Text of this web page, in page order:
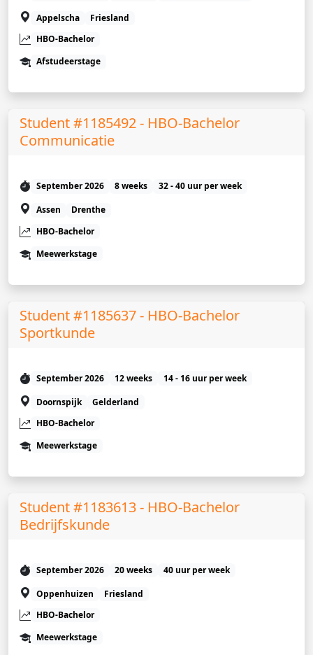
Appelscha
Friesland
HBO-Bachelor
Afstudeerstage
Student #1185492 - HBO-Bachelor
Communicatie
September 2026 8 weeks
32 - 40 uur per week
Assen
Drenthe
HBO-Bachelor
Meewerkstage
Student #1185637 - HBO-Bachelor
Sportkunde
September 2026 12 weeks
14 - 16 uur per week
Doornspijk
Gelderland
HBO-Bachelor
Meewerkstage
Student #1183613 - HBO-Bachelor
Bedrijfskunde
September 2026 20 weeks
40 uur per week
Oppenhuizen
Friesland
HBO-Bachelor
Meewerkstage